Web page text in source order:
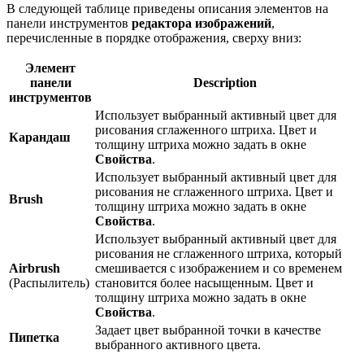
В следующей таблице приведены описания элементов на
панели инструментов редактора изображений,
перечисленные в порядке отображения, сверху вниз:
Элемент
панели
инструментов
Description
Карандаш
Использует выбранный активный цвет для
рисования сглаженного штриха. Цвет и
толщину штриха можно задать в окне
Свойства.
Brush
Использует выбранный активный цвет для
рисования не сглаженного штриха. Цвет и
толщину штриха можно задать в окне
Свойства.
Airbrush
(Распылитель)
Использует выбранный активный цвет для
рисования не сглаженного штриха, который
смешивается с изображением и со временем
становится более насыщенным. Цвет и
толщину штриха можно задать в окне
Свойства.
Пипетка
Задает цвет выбранной точки в качестве
выбранного активного цвета.